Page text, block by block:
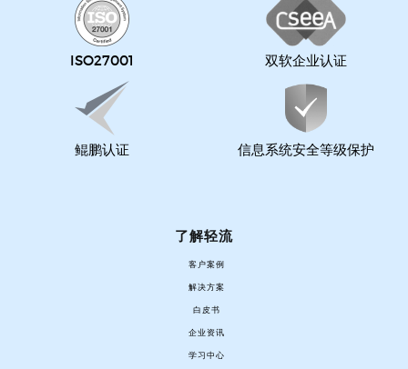
ISO27001 双软企业认证
鲲鹏认证 信息系统安全等级保护
了解轻流
客户案例
解决方案
白皮书
企业资讯
学习中心